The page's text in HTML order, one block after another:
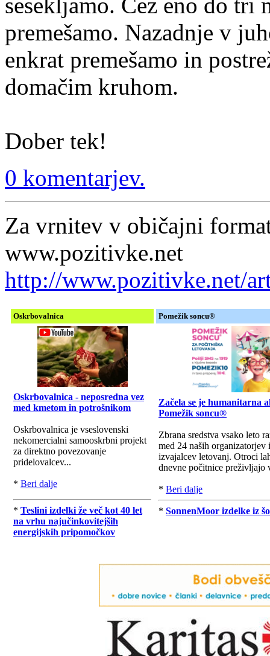
premešamo. Nazadnje v
enkrat premešamo in
domačim kruhom.
Dober tek!
0 komentarjev.
Za vrnitev v običajni
www.pozitivke.net
http://www.pozitivke.net/
Oskrbovalnica
Oskrbovalnica - neposredna vez
med kmetom in potrošnikom
Oskrbovalnica je vseslovenski
nekomercialni samooskrbni projekt
za direktno povezovanje
pridelovalcev...
* Beri dalje
* Teslini izdelki že več kot 40 let
na vrhu najučinkovitejših
energijskih pripomočkov
Pomežik soncu®
Začela se je humanitarna
Pomežik soncu®
Zbrana sredstva vsako leto
med 24 naših organizatorjev
izvajalcev letovanj. Otroci
dnevne počitnice preživljajo
* Beri dalje
* SonnenMoor izdelke iz